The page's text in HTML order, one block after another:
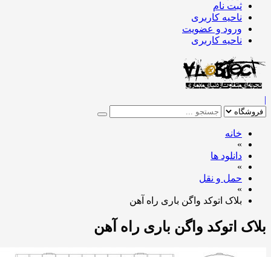
ثبت نام
ناحیه کاربری
ورود و عضویت
ناحیه کاربری
خانه
دانلود ها
حمل و نقل
بلاک اتوکد واگن باری راه آهن
اتوکد واگن باری راه آهن